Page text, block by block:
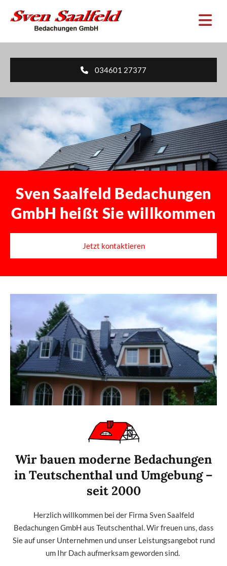
034601 27377
Sven Saalfeld Bedachungen
GmbH heißt Sie willkommen
Jetzt kontaktieren
Wir bauen moderne Bedachungen
in Teutschenthal und Umgebung –
seit 2000
Herzlich willkommen bei der Firma Sven Saalfeld
Bedachungen GmbH aus Teutschenthal. Wir freuen uns, dass
Sie auf unser Unternehmen und unser Leistungsangebot rund
um Ihr Dach aufmerksam geworden sind.